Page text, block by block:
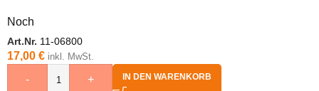
Noch
Art.Nr. 11-06800
17,00 € inkl. MwSt.
- + IN DEN WARENKORB